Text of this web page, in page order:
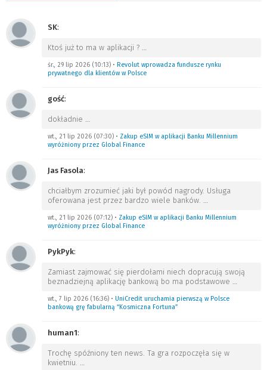
SK:
Ktoś już to ma w aplikacji ? …
śr., 29 lip 2026 (10:13) • Revolut wprowadza fundusze rynku
prywatnego dla klientów w Polsce
gość:
dokładnie …
wt., 21 lip 2026 (07:30) • Zakup eSIM w aplikacji Banku Millennium
wyróżniony przez Global Finance
Jas Fasola:
chciałbym zrozumieć jaki był powód nagrody. Usługa
oferowana jest przez bardzo wiele banków. …
wt., 21 lip 2026 (07:12) • Zakup eSIM w aplikacji Banku Millennium
wyróżniony przez Global Finance
PykPyk:
Zamiast zajmować się pierdołami niech dopracują swoją
beznadziejną aplikację bankową bo ma podstawowe …
wt., 7 lip 2026 (16:36) • UniCredit uruchamia pierwszą w Polsce
bankową grę fabularną “Kosmiczna Fortuna”
human1:
Trochę spóźniony ten news. Ta gra rozpoczęła się w
kwietniu. …